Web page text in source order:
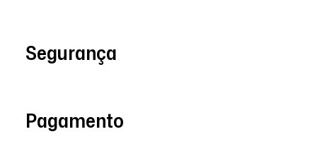
Segurança
Pagamento